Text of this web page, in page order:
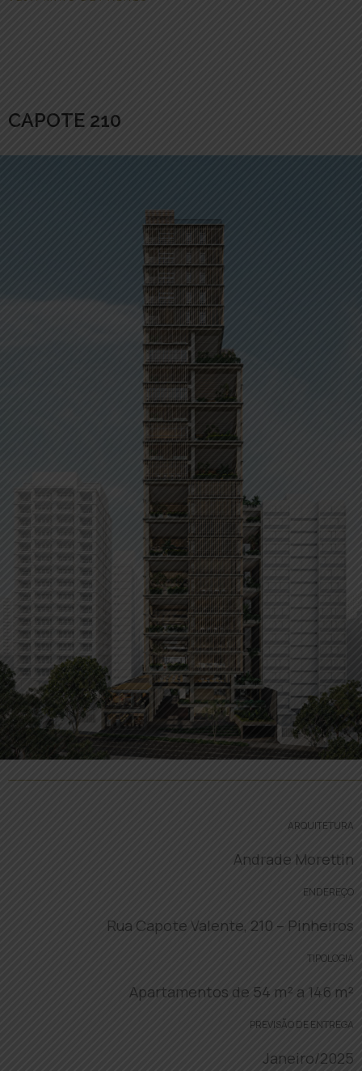
CAPOTE 210
ARQUITETURA
Andrade Morettin
ENDEREÇO
Rua Capote Valente, 210 – Pinheiros
TIPOLOGIA
Apartamentos de 54 m² a 146 m²
PREVISÃO DE ENTREGA
Janeiro/2025